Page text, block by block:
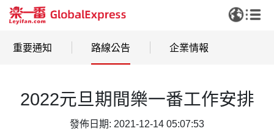
重要通知 路線公告 企業情報
2022元旦期間樂一番工作安排
發佈日期: 2021-12-14 05:07:53